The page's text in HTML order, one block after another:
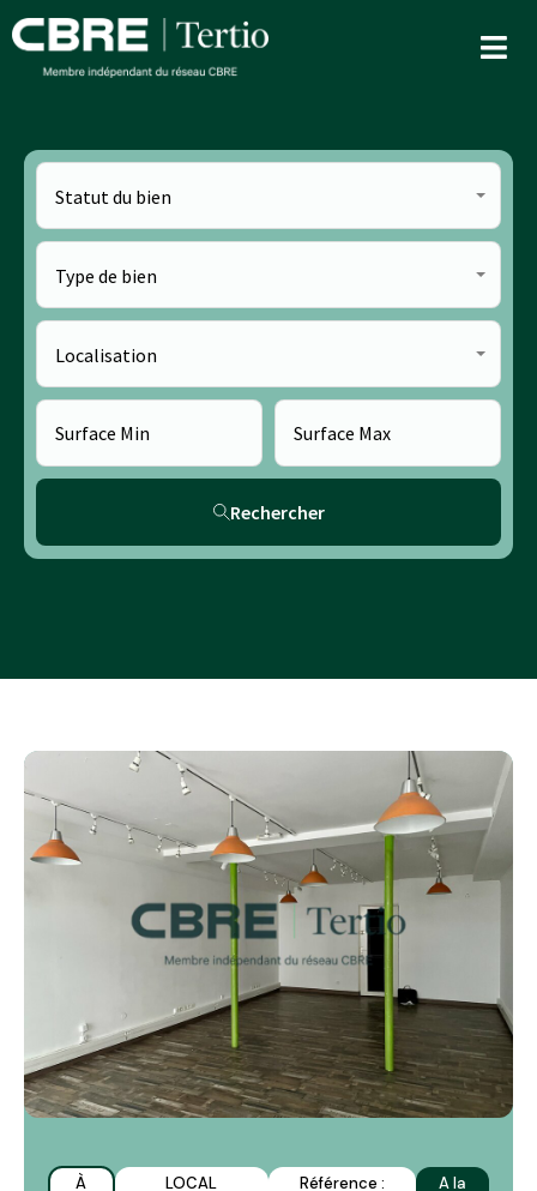
Statut du bien
Type de bien
Localisation
Rechercher
À
LOCAL
Référence :
A la